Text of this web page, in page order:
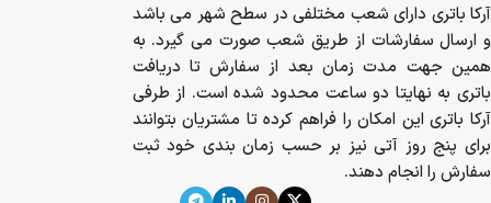
آرکا باتری دارای شعب مختلفی در سطح شهر می باشد
و ارسال سفارشات از طریق شعب صورت می گیرد. به
همین جهت مدت زمان بعد از سفارش تا دریافت
باتری به نهایتا دو ساعت محدود شده است. از طرفی
آرکا باتری این امکان را فراهم کرده تا مشتریان بتوانند
برای پنج روز آتی نیز بر حسب زمان بندی خود ثبت
سفارش را انجام دهند.